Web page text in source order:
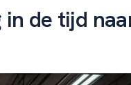
de tijd